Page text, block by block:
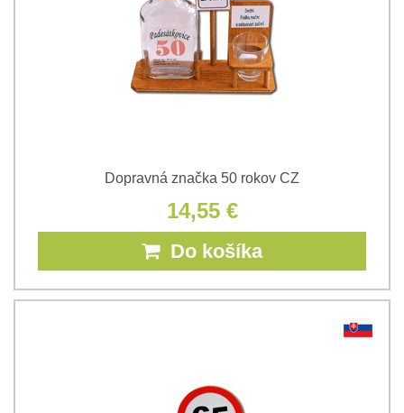
Dopravná značka 50 rokov CZ
14,55 €
Do košíka